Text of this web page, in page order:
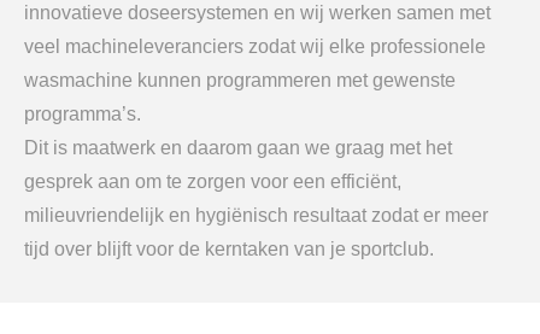
innovatieve doseersystemen en wij werken samen met
veel machineleveranciers zodat wij elke professionele
wasmachine kunnen programmeren met gewenste
programma’s.
Dit is maatwerk en daarom gaan we graag met het
gesprek aan om te zorgen voor een efficiënt,
milieuvriendelijk en hygiënisch resultaat zodat er meer
tijd over blijft voor de kerntaken van je sportclub.